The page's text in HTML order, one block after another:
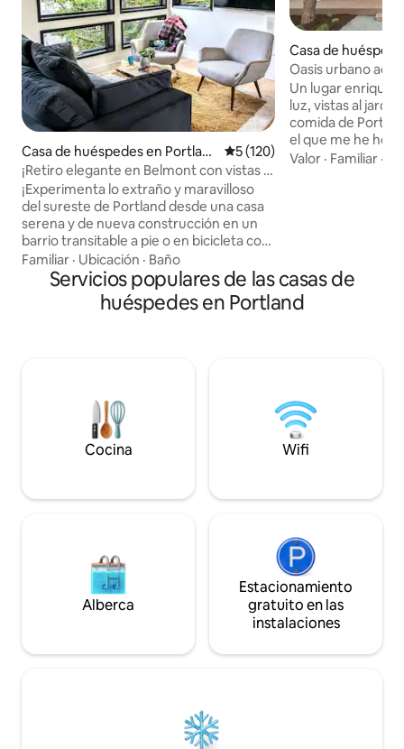
Casa de huéspedes en Portlan
d
Calificación promedio: 5 de
5 (120)
¡Retiro elegante en Belmont con vistas a
los árboles y cama tamaño king!
¡Experimenta lo extraño y maravilloso
del sureste de Portland desde una casa
serena y de nueva construcción en un
barrio transitable a pie o en bicicleta con
cama tamaño king y mucha luz!
Despiértate bien descansado y abre la
cortina de las ventanas del suelo al techo
para dejar entrar la luz de la mañana.
Excelente ubicación a pocos pasos de
panaderías, tiendas, parques y salas de
Familiar · Ubicación · Baño
Casa de
h Portland
Oasis urbano
ganador del
Un lugar
luz, vistas al
comida de Portland. «¡El mejor
el que me he
frecuente de los
con café local
interiores y al aire libre -
de foto para
Valor · Familiar ·
Servicios populares de las casas de
huéspedes en Portland
Cocina Wifi
Alberca
Estacionamiento
gratuito en las
instalaciones